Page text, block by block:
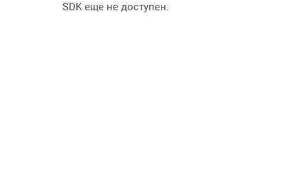
SDK еще не доступен.